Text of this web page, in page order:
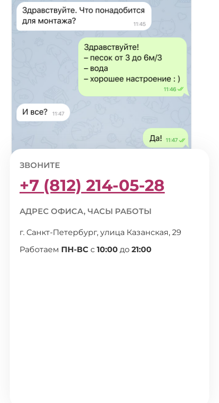
ЗВОНИТЕ
+7 (812) 214-05-28
АДРЕС ОФИСА, ЧАСЫ РАБОТЫ
г. Санкт-Петербург, улица Казанская, 29
Работаем ПН-ВС с 10:00 до 21:00